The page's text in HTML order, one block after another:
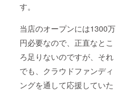
す。
当店のオープンには1300万
円必要なので、正直なとこ
ろ足りないのですが、それ
でも、クラウドファンディ
ングを通して応援していた